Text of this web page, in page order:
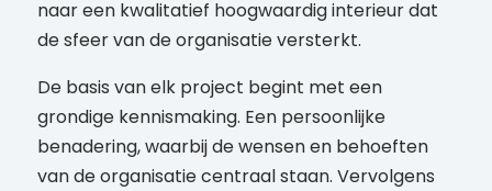
naar een kwalitatief hoogwaardig interieur dat
de sfeer van de organisatie versterkt.
De basis van elk project begint met een
grondige kennismaking. Een persoonlijke
benadering, waarbij de wensen en behoeften
van de organisatie centraal staan. Vervolgens